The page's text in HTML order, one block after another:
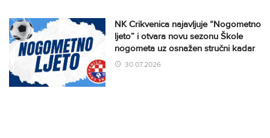
NK Crikvenica najavljuje “Nogometno
ljeto” i otvara novu sezonu Škole
nogometa uz osnažen stručni kadar
30.07.2026